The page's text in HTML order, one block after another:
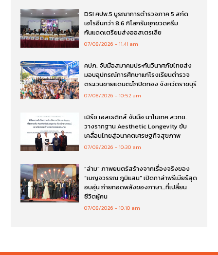
DSI ศปพ.5 บูรณาการตำรวจภาค 5 สกัด
เฮโรอีนกว่า 8.6 กิโลกรัมซุกขวดครีม
กันแดดเตรียมส่งออสเตรเลีย
07/08/2026 11:41 am
คปภ. จับมือสมาคมประกันวินาศภัยไทยส่ง
มอบอุปกรณ์การศึกษาแก่โรงเรียนตำรวจ
ตระเวนชายแดนตะโกปิดทอง จังหวัดราชบุรี
07/08/2026 10:52 am
เมิร์ซ เอสเธติกส์ จับมือ นาโนเทค สวทช.
วางรากฐาน Aesthetic Longevity ขับ
เคลื่อนไทยสู่อนาคตเศรษฐกิจสุขภาพ
07/08/2026 10:30 am
“ล่าม” ภาพยนตร์สร้างจากเรื่องจริงของ
“เบญจวรรณ ภูมิแสน” เปิดกาล่าพรีเมียร์สุด
อบอุ่น ถ่ายทอดพลังของภาษา…ที่เปลี่ยน
ชีวิตผู้คน
07/08/2026 10:10 am